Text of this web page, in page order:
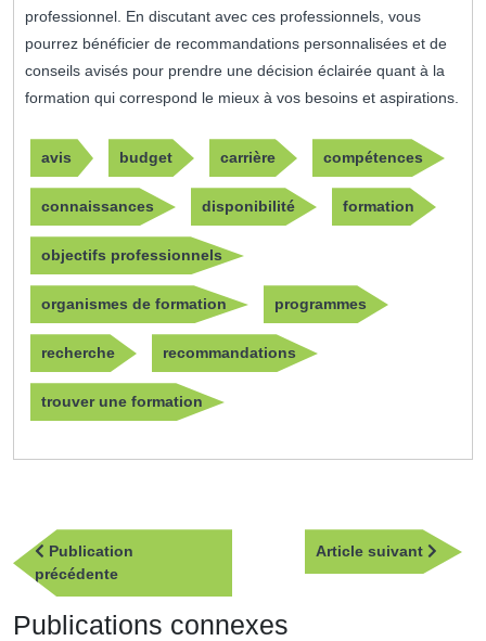
professionnel. En discutant avec ces professionnels, vous
pourrez bénéficier de recommandations personnalisées et de
conseils avisés pour prendre une décision éclairée quant à la
formation qui correspond le mieux à vos besoins et aspirations.
avis budget carrière compétences
connaissances disponibilité formation
objectifs professionnels
organismes de formation programmes
recherche recommandations
trouver une formation
Navigation
de
l’article
Publication
précédentePublication
précédente
Article suivant
Article
Publications connexes